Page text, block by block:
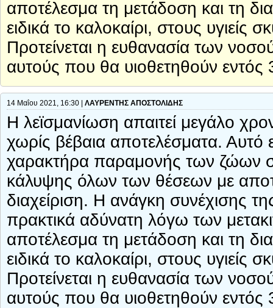
αποτέλεσμα τη μετάδοση και τη
ειδικά το καλοκαίρι, στους
Προτείνεται η ευθανασία των
αυτούς που θα υιοθετηθούν
14 Μαΐου 2021, 16:30 | ΛΑΥΡΕΝΤΗΣ ΑΠΟΣΤΟΛΙΔΗΣ
Η λεϊσμανίωση απαιτεί μεγάλο
χωρίς βέβαια αποτελέσματα. Αυτό
χαρακτήρα παραμονής των ζώων
κάλυψης όλων των θέσεων με
διαχείριση. Η ανάγκη συνέχισης
πρακτικά αδύνατη λόγω των
αποτέλεσμα τη μετάδοση και τη
ειδικά το καλοκαίρι, στους
Προτείνεται η ευθανασία των
αυτούς που θα υιοθετηθούν